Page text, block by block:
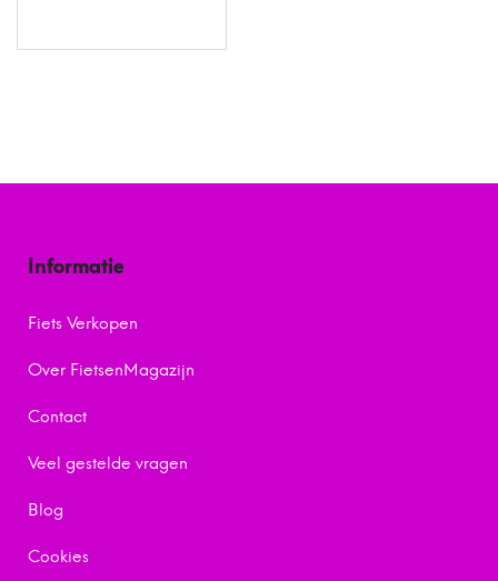
Informatie
Fiets Verkopen
Over FietsenMagazijn
Contact
Veel gestelde vragen
Blog
Cookies